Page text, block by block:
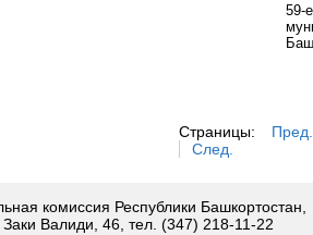
59-
Страницы:
Пред.
След.
комиссия Республики Башкортостан,
Валиди, 46, тел. (347) 218-11-22